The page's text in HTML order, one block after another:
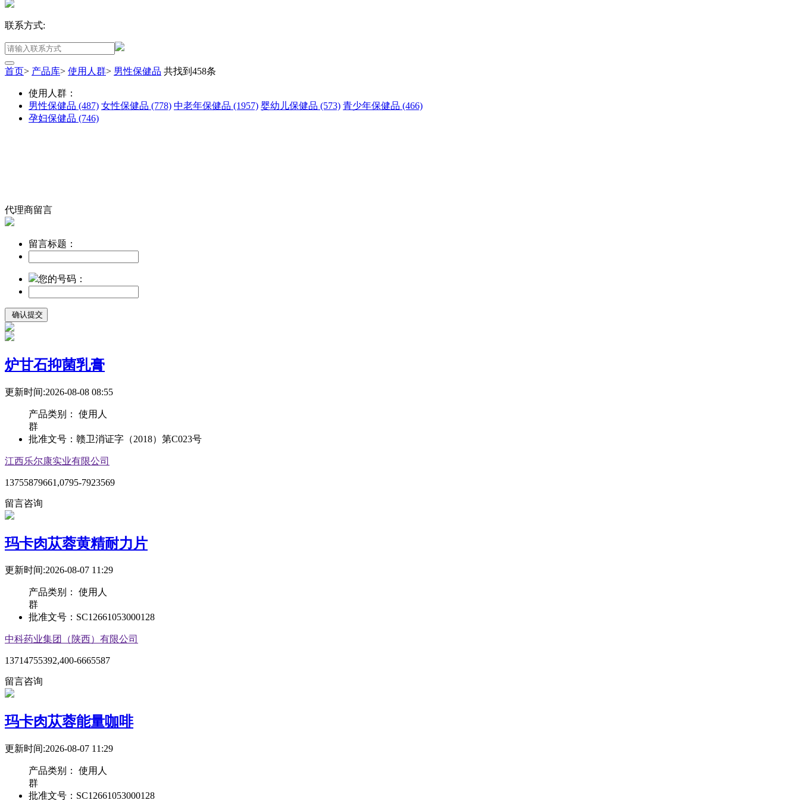
联系方式:
首页> 产品库> 使用人群> 男性保健品 共找到 458条
使用人群：
男性保健品 (487) 女性保健品 (778) 中老年保健品 (1957) 婴幼儿保健品 (573) 青少年保健品 (466)
孕妇保健品 (746)
代理商留言
留言标题：
您的号码：
炉甘石抑菌乳膏
更新时间:2026-08-08 08:55
产品类别： 使用人
群
批准文号： 赣卫消证字（2018）第C023号
江西乐尔康实业有限公司
13755879661,0795-7923569
留言咨询
玛卡肉苁蓉黄精耐力片
更新时间:2026-08-07 11:29
产品类别： 使用人
群
批准文号： SC12661053000128
中科药业集团（陕西）有限公司
13714755392,400-6665587
留言咨询
玛卡肉苁蓉能量咖啡
更新时间:2026-08-07 11:29
产品类别： 使用人
群
批准文号： SC12661053000128